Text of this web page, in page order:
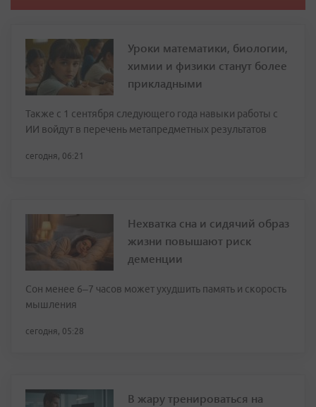
Уроки математики, биологии,
химии и физики станут более
прикладными
Также с 1 сентября следующего года навыки работы с
ИИ войдут в перечень метапредметных результатов
сегодня, 06:21
Нехватка сна и сидячий образ
жизни повышают риск
деменции
Сон менее 6–7 часов может ухудшить память и скорость
мышления
сегодня, 05:28
В жару тренироваться на